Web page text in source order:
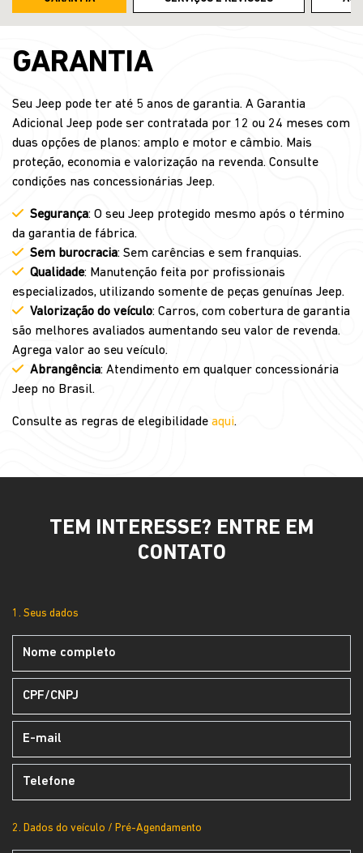
GARANTIA
Seu Jeep pode ter até 5 anos de garantia. A Garantia
Adicional Jeep pode ser contratada por 12 ou 24 meses com
duas opções de planos: amplo e motor e câmbio. Mais
proteção, economia e valorização na revenda. Consulte
condições nas concessionárias Jeep.
Segurança: O seu Jeep protegido mesmo após o término
da garantia de fábrica.
Sem burocracia: Sem carências e sem franquias.
Qualidade: Manutenção feita por profissionais
especializados, utilizando somente de peças genuínas Jeep.
Valorização do veículo: Carros, com cobertura de garantia
são melhores avaliados aumentando seu valor de revenda.
Agrega valor ao seu veículo.
Abrangência: Atendimento em qualquer concessionária
Jeep no Brasil.
Consulte as regras de elegibilidade aqui.
TEM INTERESSE? ENTRE EM
CONTATO
1. Seus dados
2. Dados do veículo / Pré-Agendamento